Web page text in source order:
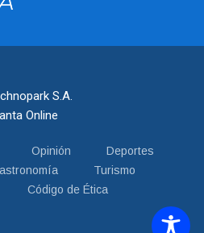
S.A.
Online
Opinión
Deportes
Turismo
Código de Ética